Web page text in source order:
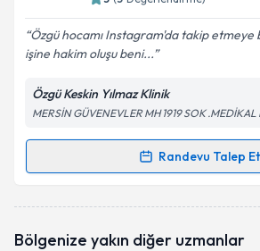
Özgü hocamı Instagram'da takip etmeye
işine hakim oluşu beni...
Özgü Keskin Yılmaz Klinik
MERSİN GÜVENEVLER MH 1919 SOK
Randevu Talep Et
Randevu Takvimi Talebi
talebi oluşturun. Size bu uzmandan
Bölgenize yakın diğer uzmanlar